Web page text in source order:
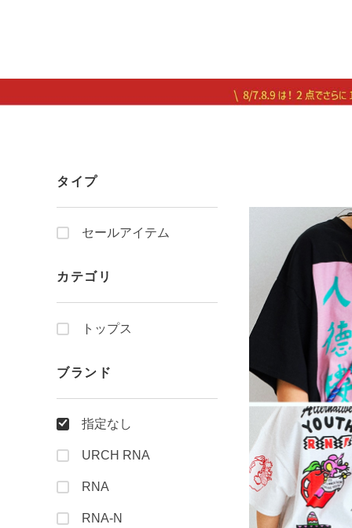
タイプ
セールアイテム
カテゴリ
トップス
ブランド
指定なし
URCH RNA
RNA
RNA-N